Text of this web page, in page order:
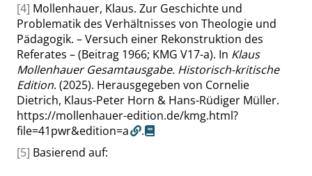
[4] Mollenhauer, Klaus. Zur Geschichte und
Problematik des Verhältnisses von Theologie und
Pädagogik. – Versuch einer Rekonstruktion des
Referates – (Beitrag 1966; KMG V17-a). In Klaus
Mollenhauer Gesamtausgabe. Historisch-kritische
Edition. (2025). Herausgegeben von Cornelie
Dietrich, Klaus-Peter Horn & Hans-Rüdiger Müller.
https://mollenhauer-edition.de/kmg.html?
file=41pwr&edition=a
.
[5] Basierend auf: